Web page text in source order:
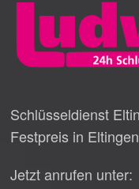
Schlüsseldienst
Festpreis in
Jetzt anrufen unter: